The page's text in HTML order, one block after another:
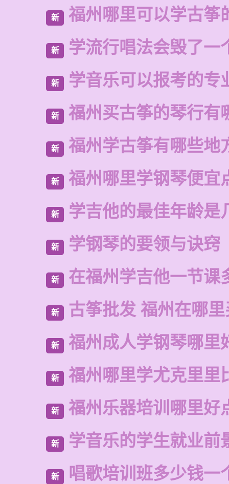
新 福州哪里可以学古筝
新 学流行唱法会毁了一
新 学音乐可以报考的专
新 福州买古筝的琴行有
新 福州学古筝有哪些地
新 福州哪里学钢琴便宜
新 学吉他的最佳年龄是
新 学钢琴的要领与诀窍
新 在福州学吉他一节课
新 古筝批发 福州在哪
新 福州成人学钢琴哪里
新 福州哪里学尤克里里
新 福州乐器培训哪里好
新 学音乐的学生就业前
新 唱歌培训班多少钱一